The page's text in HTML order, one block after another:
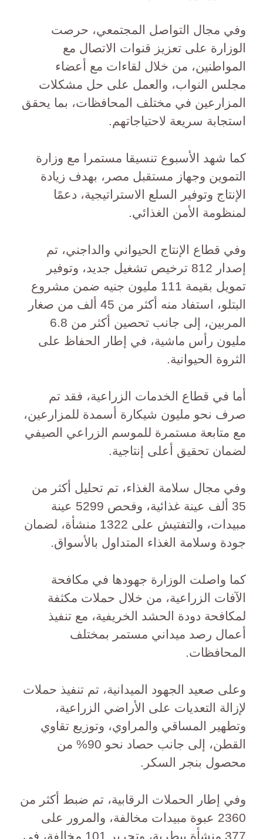
وفي مجال التواصل المجتمعي، حرصت
الوزارة على تعزيز قنوات الاتصال مع
المواطنين، من خلال لقاءات مع أعضاء
مجلس النواب، والعمل على حل مشكلات
المزارعين في مختلف المحافظات، بما يحقق
استجابة سريعة لاحتياجاتهم.
كما شهد الأسبوع تنسيقا مستمرا مع وزارة
التموين وجهاز مستقبل مصر، بهدف زيادة
الإنتاج وتوفير السلع الاستراتيجية، دعمًا
لمنظومة الأمن الغذائي.
وفي قطاع الإنتاج الحيواني والداجني، تم
إصدار 812 ترخيص تشغيل جديد، وتوفير
تمويل بقيمة 111 مليون جنيه ضمن مشروع
البتلو، استفاد منه أكثر من 45 ألف من صغار
المربين، إلى جانب تحصين أكثر من 6.8
مليون رأس ماشية، في إطار الحفاظ على
الثروة الحيوانية.
أما في قطاع الخدمات الزراعية، فقد تم
صرف نحو مليون شيكارة أسمدة للمزارعين،
مع متابعة مستمرة للموسم الزراعي الصيفي
لضمان تحقيق أعلى إنتاجية.
وفي مجال سلامة الغذاء، تم تحليل أكثر من
35 ألف عينة غذائية، وفحص 5299 عينة
مبيدات، والتفتيش على 1322 منشأة، لضمان
جودة وسلامة الغذاء المتداول بالأسواق.
كما واصلت الوزارة جهودها في مكافحة
الآفات الزراعية، من خلال حملات مكثفة
لمكافحة دودة الحشد الخريفية، مع تنفيذ
أعمال رصد ميداني مستمر بمختلف
المحافظات.
وعلى صعيد الجهود الميدانية، تم تنفيذ حملات
لإزالة التعديات على الأراضي الزراعية،
وتطهير المساقي والمراوي، وتوزيع تقاوي
القطن، إلى جانب حصاد نحو 90% من
محصول بنجر السكر.
وفي إطار الحملات الرقابية، تم ضبط أكثر من
2360 عبوة مبيدات مخالفة، والمرور على
377 منشأة بيطرية، وتحرير 101 مخالفة، في